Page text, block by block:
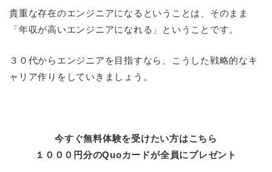
貴重な存在のエンジニアになるということは、そのまま
「年収が高いエンジニアになれる」ということです。
３０代からエンジニアを目指すなら、こうした戦略的なキ
ャリア作りをしていきましょう。
今すぐ無料体験を受けたい方はこちら
１０００円分のQuoカードが全員にプレゼント